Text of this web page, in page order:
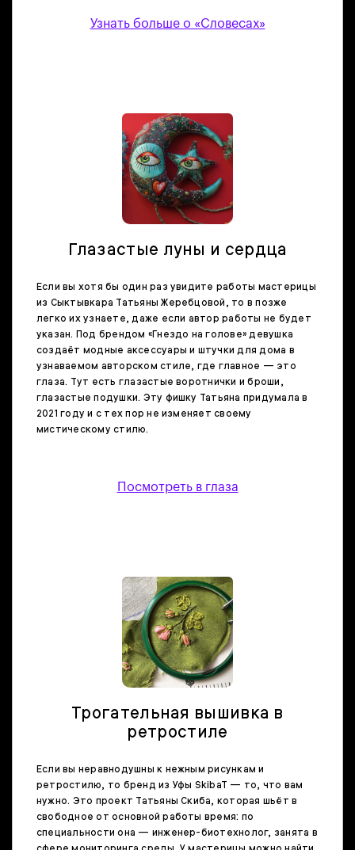
Узнать больше о «Словесах»
Глазастые луны и сердца
Если вы хотя бы один раз увидите работы мастерицы
из Сыктывкара Татьяны Жеребцовой, то в позже
легко их узнаете, даже если автор работы не будет
указан. Под брендом «Гнездо на голове» девушка
создаёт модные аксессуары и штучки для дома в
узнаваемом авторском стиле, где главное — это
глаза. Тут есть глазастые воротнички и броши,
глазастые подушки. Эту фишку Татьяна придумала в
2021 году и с тех пор не изменяет своему
мистическому стилю.
Посмотреть в глаза
Трогательная вышивка в
ретростиле
Если вы неравнодушны к нежным рисункам и
ретростилю, то бренд из Уфы SkibaT — то, что вам
нужно. Это проект Татьяны Скиба, которая шьёт в
свободное от основной работы время: по
специальности она — инженер-биотехнолог, занята в